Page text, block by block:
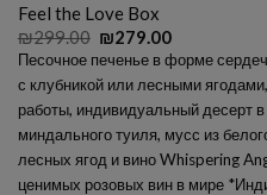
Feel the Love Box
₪299.00 Первоначальная
цена
составляла
₪299.00.
₪279.00Текущая
цена:
₪279.00.
Песочное печенье в форме
с клубникой или лесными
работы, индивидуальный десерт
миндального туиля, мусс из
лесных ягод и вино Whispering
ценимых розовых вин в мире